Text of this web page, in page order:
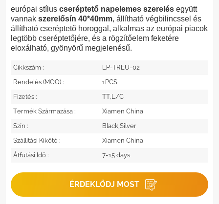
európai stílus cseréptető napelemes szerelés együtt
vannak szerelősín 40*40mm, állítható végbilincssel és
állítható cseréptető horoggal, alkalmas az európai piacok
legtöbb cseréptetőjére, és a rögzítőelem feketére
eloxálható, gyönyörű megjelenésű.
Cikkszám :
LP-TREU-02
Rendelés (MOQ) :
1PCS
Fizetés :
TT,L/C
Termék Származása :
Xiamen China
Szín :
Black,Silver
Szállítási Kikötő :
Xiamen China
Átfutási Idő :
7-15 days
ÉRDEKLŐDJ MOST